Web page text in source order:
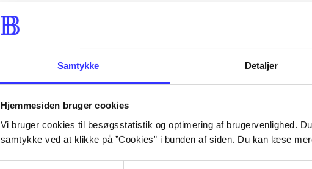
Samtykke Detaljer
Hjemmesiden bruger cookies
Vi bruger cookies til besøgsstatistik og optimering af brugervenlighed.
samtykke ved at klikke på ”Cookies” i bunden af siden. Du kan læse
...
...